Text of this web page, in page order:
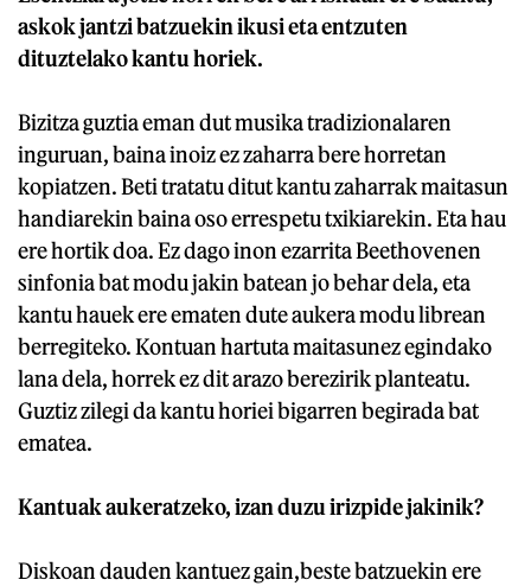
askok jantzi batzuekin ikusi eta entzuten
dituztelako kantu horiek.
Bizitza guztia eman dut musika tradizionalaren
inguruan, baina inoiz ez zaharra bere horretan
kopiatzen. Beti tratatu ditut kantu zaharrak maitasun
handiarekin baina oso errespetu txikiarekin. Eta hau
ere hortik doa. Ez dago inon ezarrita Beethovenen
sinfonia bat modu jakin batean jo behar dela, eta
kantu hauek ere ematen dute aukera modu librean
berregiteko. Kontuan hartuta maitasunez egindako
lana dela, horrek ez dit arazo berezirik planteatu.
Guztiz zilegi da kantu horiei bigarren begirada bat
ematea.
Kantuak aukeratzeko, izan duzu irizpide jakinik?
Diskoan dauden kantuez gain,beste batzuekin ere